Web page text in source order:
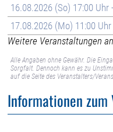
16.08.2026 (So) 17:00 Uhr
17.08.2026 (Mo) 11:00
Weitere Veranstaltungen
Alle Angaben ohne Gewähr. Die
Sorgfalt. Dennoch kann es zu
auf die Seite des Veranstalters/
Informationen